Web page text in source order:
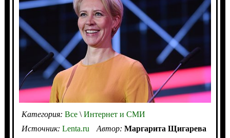
Категория: Все\Интернет и СМИ
Источник: Lenta.ru Автор: Маргарита Щигарева